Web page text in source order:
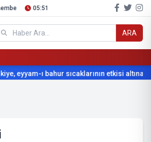
05:51
ARA
eyyam-ı bahur sıcaklarının etkisi altına